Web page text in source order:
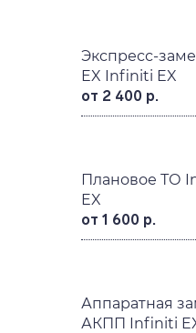
Экспресс-
EX Infiniti EX
от 2 400 р.
Плановое ТО
EX
от 1 600 р.
Аппаратная
АКПП Infiniti